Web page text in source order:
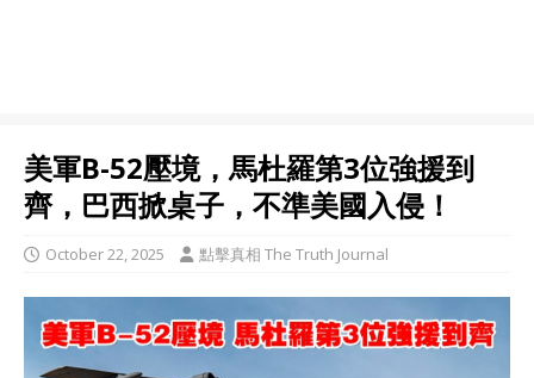
美軍B-52壓境，馬杜羅第3位強援到
齊，巴西掀桌子，不準美國入侵！
October 22, 2025 點擊真相 The Truth Journal